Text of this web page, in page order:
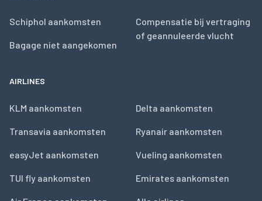
Schiphol aankomsten
Bagage niet aangekomen
Compensatie bij vertraging
of geannuleerde vlucht
AIRLINES
KLM aankomsten
Transavia aankomsten
easyJet aankomsten
TUI fly aankomsten
Delta aankomsten
Ryanair aankomsten
Vueling aankomsten
Emirates aankomsten